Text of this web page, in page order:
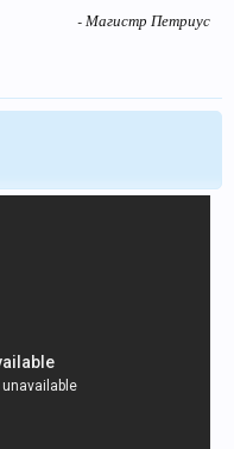
рук. Если все пройдет
за ухудшение твоего
только для супер
штанги до 250
по кикбоксерской груше.
- Магистр Петриус